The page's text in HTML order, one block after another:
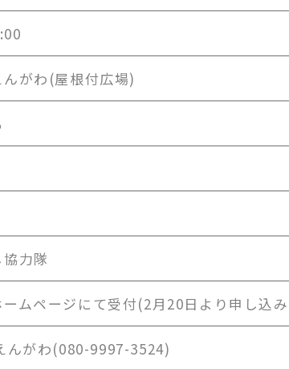
がわ(屋根付広場)
力隊
ムページにて受付(2月20日より申し込
んがわ(080-9997-3524)